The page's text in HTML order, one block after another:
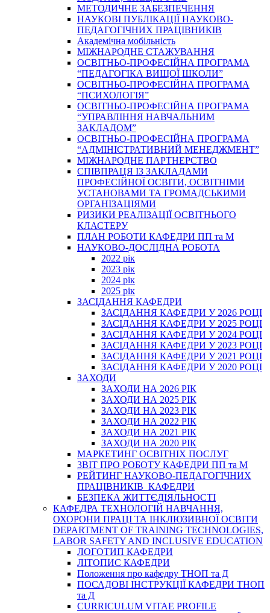
МЕТОДИЧНЕ ЗАБЕЗПЕЧЕННЯ
НАУКОВІ ПУБЛІКАЦІЇ НАУКОВО-
ПЕДАГОГІЧНИХ ПРАЦІВНИКІВ
Академічна мобільність
МІЖНАРОДНЕ СТАЖУВАННЯ
ОСВІТНЬО-ПРОФЕСІЙНА ПРОГРАМА
“ПЕДАГОГІКА ВИЩОЇ ШКОЛИ”
ОСВІТНЬО-ПРОФЕСІЙНА ПРОГРАМА
“ПСИХОЛОГІЯ”
ОСВІТНЬО-ПРОФЕСІЙНА ПРОГРАМА
“УПРАВЛІННЯ НАВЧАЛЬНИМ
ЗАКЛАДОМ”
ОСВІТНЬО-ПРОФЕСІЙНА ПРОГРАМА
“АДМІНІСТРАТИВНИЙ МЕНЕДЖМЕНТ”
МІЖНАРОДНЕ ПАРТНЕРСТВО
СПІВПРАЦЯ ІЗ ЗАКЛАДАМИ
ПРОФЕСІЙНОЇ ОСВІТИ, ОСВІТНІМИ
УСТАНОВАМИ ТА ГРОМАДСЬКИМИ
ОРГАНІЗАЦІЯМИ
РИЗИКИ РЕАЛІЗАЦІЇ ОСВІТНЬОГО
КЛАСТЕРУ
ПЛАН РОБОТИ КАФЕДРИ ПП та М
НАУКОВО-ДОСЛІДНА РОБОТА
2022 рік
2023 рік
2024 рік
2025 рік
ЗАСІДАННЯ КАФЕДРИ
ЗАСІДАННЯ КАФЕДРИ У 2026 РОЦІ
ЗАСІДАННЯ КАФЕДРИ У 2025 РОЦІ
ЗАСІДАННЯ КАФЕДРИ У 2024 РОЦІ
ЗАСІДАННЯ КАФЕДРИ У 2023 РОЦІ
ЗАСІДАННЯ КАФЕДРИ У 2021 РОЦІ
ЗАСІДАННЯ КАФЕДРИ У 2020 РОЦІ
ЗАХОДИ
ЗАХОДИ НА 2026 РІК
ЗАХОДИ НА 2025 РІК
ЗАХОДИ НА 2023 РІК
ЗАХОДИ НА 2022 РІК
ЗАХОДИ НА 2021 РІК
ЗАХОДИ НА 2020 РІК
МАРКЕТИНГ ОСВІТНІХ ПОСЛУГ
3BIT ПРО РОБОТУ КАФЕДРИ ПП та М
РЕЙТИНГ НАУКОВО-ПЕДАГОГІЧНИХ
ПРАЦІВНИКІВ КАФЕДРИ
БЕЗПЕКА ЖИТТЄДІЯЛЬНОСТІ
КАФЕДРА ТЕХНОЛОГІЙ НАВЧАННЯ,
ОХОРОНИ ПРАЦІ ТА ІНКЛЮЗИВНОЇ ОСВІТИ
DEPARTMENT OF TRAINING TECHNOLOGIES,
LABOR SAFETY AND INCLUSIVE EDUCATION
ЛОГОТИП КАФЕДРИ
ЛІТОПИС КАФЕДРИ
Положення про кафедру ТНОП та Д
ПОСАДОВІ ІНСТРУКЦІЇ КАФЕДРИ ТНОП
та Д
CURRICULUM VITAE PROFILE